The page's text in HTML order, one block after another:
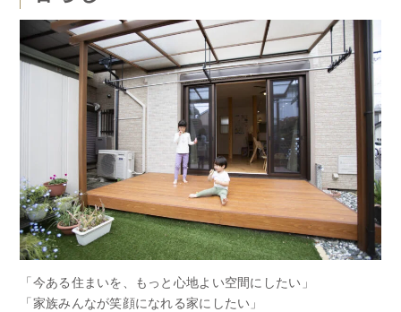
「今ある住まいを、もっと心地よい空間にしたい」
「家族みんなが笑顔になれる家にしたい」